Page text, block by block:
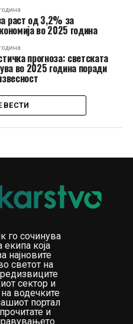
раст од 3,2% за
во 2025 година
прогноза: светската
во 2025 година поради
ВЕСТИ
го сочинува
екипа која
најновите
светот на
сектор и
водечките
портал
и